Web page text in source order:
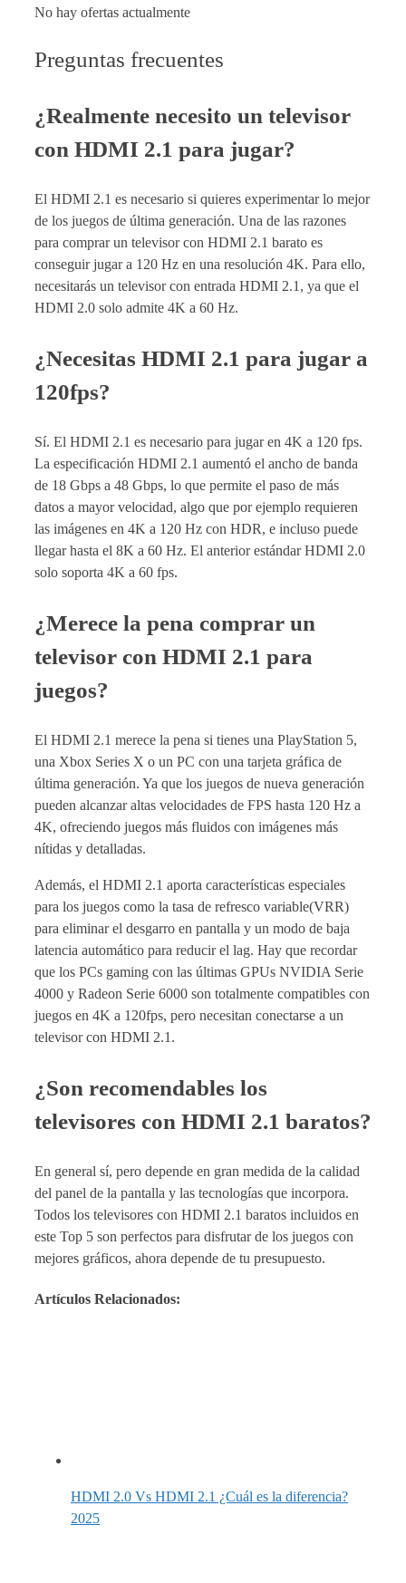
No hay ofertas actualmente
Preguntas frecuentes
¿Realmente necesito un televisor
con HDMI 2.1 para jugar?
El HDMI 2.1 es necesario si quieres experimentar lo mejor
de los juegos de última generación. Una de las razones
para comprar un televisor con HDMI 2.1 barato es
conseguir jugar a 120 Hz en una resolución 4K. Para ello,
necesitarás un televisor con entrada HDMI 2.1, ya que el
HDMI 2.0 solo admite 4K a 60 Hz.
¿Necesitas HDMI 2.1 para jugar a
120fps?
Sí. El HDMI 2.1 es necesario para jugar en 4K a 120 fps.
La especificación HDMI 2.1 aumentó el ancho de banda
de 18 Gbps a 48 Gbps, lo que permite el paso de más
datos a mayor velocidad, algo que por ejemplo requieren
las imágenes en 4K a 120 Hz con HDR, e incluso puede
llegar hasta el 8K a 60 Hz. El anterior estándar HDMI 2.0
solo soporta 4K a 60 fps.
¿Merece la pena comprar un
televisor con HDMI 2.1 para
juegos?
El HDMI 2.1 merece la pena si tienes una PlayStation 5,
una Xbox Series X o un PC con una tarjeta gráfica de
última generación. Ya que los juegos de nueva generación
pueden alcanzar altas velocidades de FPS hasta 120 Hz a
4K, ofreciendo juegos más fluidos con imágenes más
nítidas y detalladas.
Además, el HDMI 2.1 aporta características especiales
para los juegos como la tasa de refresco variable(VRR)
para eliminar el desgarro en pantalla y un modo de baja
latencia automático para reducir el lag. Hay que recordar
que los PCs gaming con las últimas GPUs NVIDIA Serie
4000 y Radeon Serie 6000 son totalmente compatibles con
juegos en 4K a 120fps, pero necesitan conectarse a un
televisor con HDMI 2.1.
¿Son recomendables los
televisores con HDMI 2.1 baratos?
En general sí, pero depende en gran medida de la calidad
del panel de la pantalla y las tecnologías que incorpora.
Todos los televisores con HDMI 2.1 baratos incluidos en
este Top 5 son perfectos para disfrutar de los juegos con
mejores gráficos, ahora depende de tu presupuesto.
Artículos Relacionados:
HDMI 2.0 Vs HDMI 2.1 ¿Cuál es la diferencia?
2025